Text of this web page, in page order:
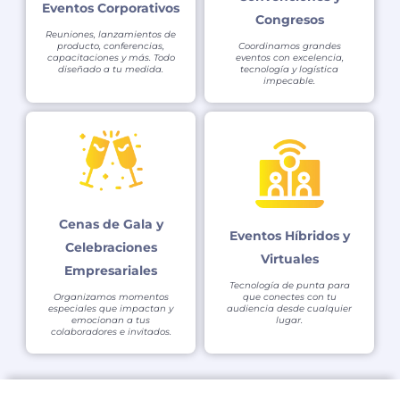
Eventos Corporativos
Reuniones, lanzamientos de
producto, conferencias,
capacitaciones y más. Todo
diseñado a tu medida.
Congresos
Coordinamos grandes
eventos con excelencia,
tecnología y logística
impecable.
Cenas de Gala y
Celebraciones
Empresariales
Organizamos momentos
especiales que impactan y
emocionan a tus
colaboradores e invitados.
Eventos Híbridos y
Virtuales
Tecnología de punta para
que conectes con tu
audiencia desde cualquier
lugar.